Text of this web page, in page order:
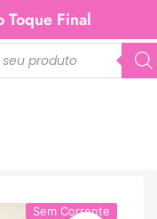
Toque Final
Sem Corrente